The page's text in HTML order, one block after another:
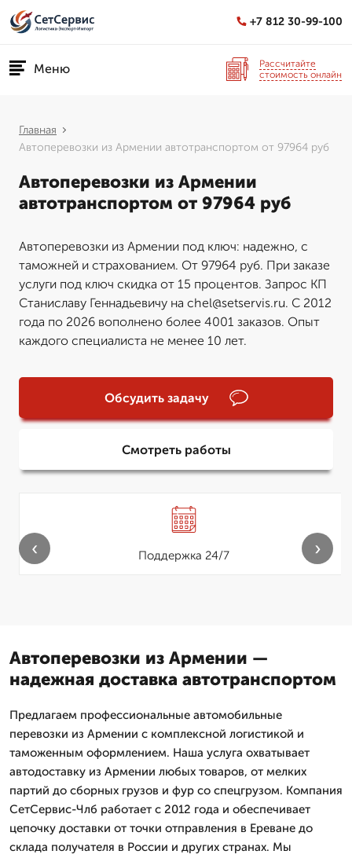
+7 812 30-99-100
Меню
Рассчитайте
стоимость онлайн
Главная
Автоперевозки из Армении автотранспортом от 97964 руб
Автоперевозки из Армении
автотранспортом от 97964 руб
Автоперевозки из Армении под ключ: надежно, с
таможней и страхованием. От 97964 руб. При заказе
услуги под ключ скидка от 15 процентов. Запрос КП
Станиславу Геннадьевичу на chel@setservis.ru. С 2012
года по 2026 вополнено более 4001 заказов. Опыт
каждого специалиста не менее 10 лет.
Обсудить задачу
Смотреть работы
Поддержка 24/7
‹ ›
Автоперевозки из Армении —
надежная доставка автотранспортом
Предлагаем профессиональные автомобильные
перевозки из Армении с комплексной логистикой и
таможенным оформлением. Наша услуга охватывает
автодоставку из Армении любых товаров, от мелких
партий до сборных грузов и фур со спецгрузом. Компания
СетСервис-Члб работает с 2012 года и обеспечивает
цепочку доставки от точки отправления в Ереване до
склада получателя в России и других странах. Мы